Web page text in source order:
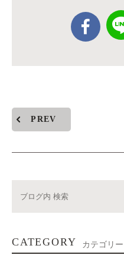
PREV
CATEGORY カテゴリー